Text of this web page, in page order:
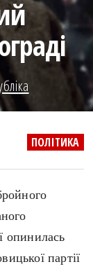
search
ПОЛІТИКА
опинилась
партії